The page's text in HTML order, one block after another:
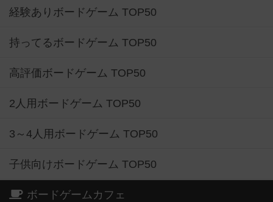
経験ありボードゲーム TOP50
持ってるボードゲーム TOP50
高評価ボードゲーム TOP50
2人用ボードゲーム TOP50
3～4人用ボードゲーム TOP50
子供向けボードゲーム TOP50
ボードゲームカフェ